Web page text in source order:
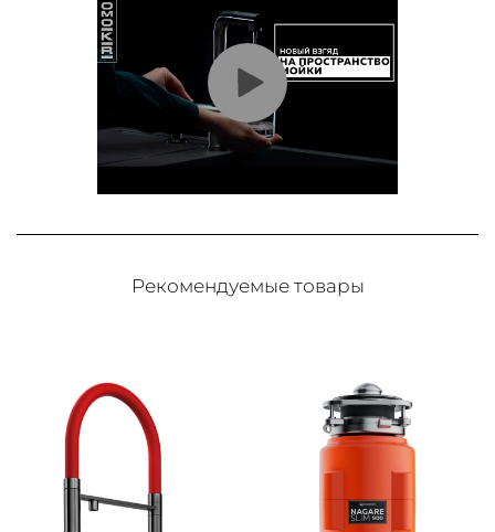
Рекомендуемые товары